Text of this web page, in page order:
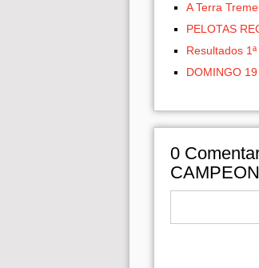
A Terra
PELOTAS
Resultados
DOMINGO
0